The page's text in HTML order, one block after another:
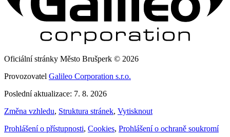
Oficiální stránky Město Brušperk © 2026
Provozovatel Galileo Corporation s.r.o.
Poslední aktualizace: 7. 8. 2026
Změna vzhledu, Struktura stránek, Vytisknout
Prohlášení o přístupnosti, Cookies, Prohlášení o ochraně soukromí